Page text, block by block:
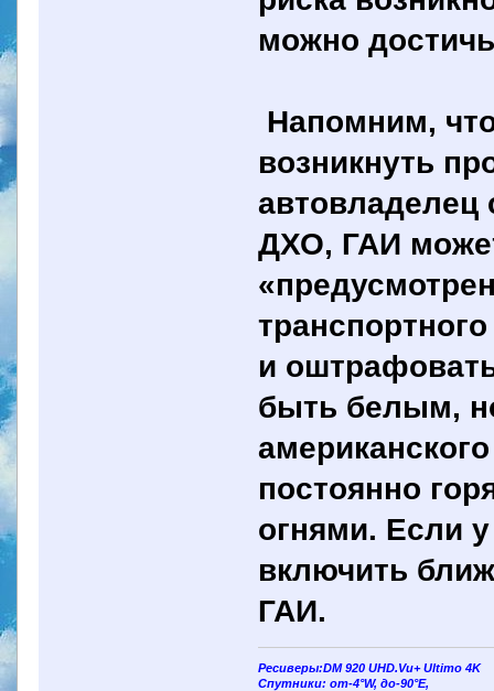
можно
Напомним,
возникнуть
автовладелец
ДХО, ГАИ
и
быть белым,
постоянно
огнями. Если
включить
ГАИ.
Ресиверы:DM 920 UHD.Vu+ Ultimo 4K
Спутники: от-4°W, до-90°E,